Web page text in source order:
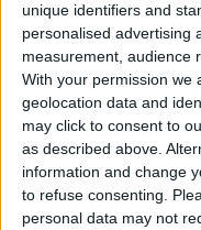
unique identifiers and
personalised advertising
measurement, audience
With your permission we
geolocation data and
may click to consent to
as described above.
information and change
to refuse consenting.
personal data may not
concluída sejam
Para tal, terá de
referidos, já que é
corridas novamente.
destacam acima das